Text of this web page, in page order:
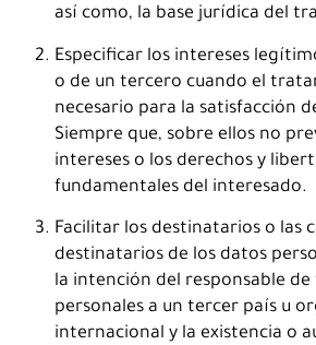
así como, la base jurídica del
Especificar los intereses
o de un tercero cuando el
necesario para la satisfacción
Siempre que, sobre ellos no
intereses o los derechos y
fundamentales del interesado.
Facilitar los destinatarios o las
destinatarios de los datos
la intención del responsable
personales a un tercer país u
internacional y la existencia o